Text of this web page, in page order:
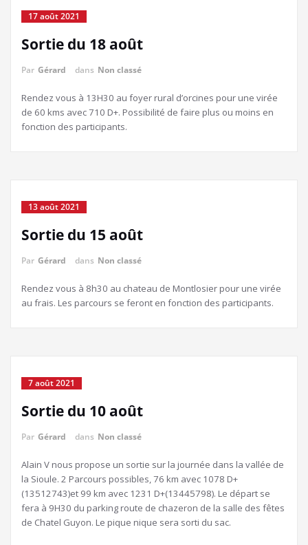
17 août 2021
Sortie du 18 août
Par Gérard dans Non classé
Rendez vous à 13H30 au foyer rural d’orcines pour une virée
de 60 kms avec 710 D+. Possibilité de faire plus ou moins en
fonction des participants.
13 août 2021
Sortie du 15 août
Par Gérard dans Non classé
Rendez vous à 8h30 au chateau de Montlosier pour une virée
au frais. Les parcours se feront en fonction des participants.
7 août 2021
Sortie du 10 août
Par Gérard dans Non classé
Alain V nous propose un sortie sur la journée dans la vallée de
la Sioule. 2 Parcours possibles, 76 km avec 1078 D+
(13512743)et 99 km avec 1231 D+(13445798). Le départ se
fera à 9H30 du parking route de chazeron de la salle des fêtes
de Chatel Guyon. Le pique nique sera sorti du sac.